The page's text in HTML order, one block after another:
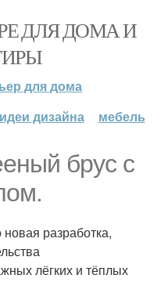
ДЛЯ ДОМА И
для дома
идеи дизайна мебель
брус с
разработка,
лёгких и тёплых